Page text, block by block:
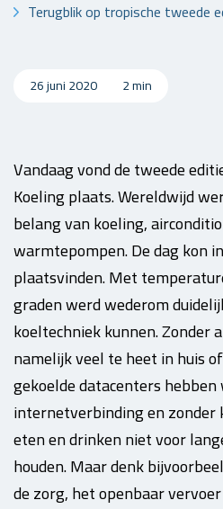
Terugblik op tropische tweede
26 juni 2020 2 min
Vandaag vond de tweede
Koeling plaats. Wereldwijd
belang van koeling,
warmtepompen. De dag kon
plaatsvinden. Met
graden werd wederom
koeltechniek kunnen. Zonder
namelijk veel te heet in huis
gekoelde datacenters hebben
internetverbinding en zonder
eten en drinken niet voor
houden. Maar denk
de zorg, het openbaar